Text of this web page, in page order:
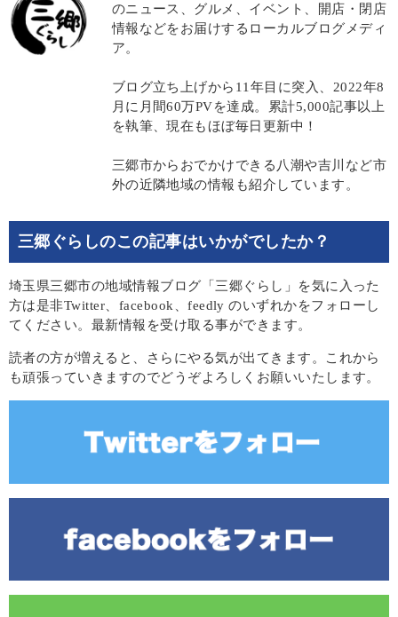
のニュース、グルメ、イベント、開店・閉店
情報などをお届けするローカルブログメディ
ア。
ブログ立ち上げから11年目に突入、2022年8
月に月間60万PVを達成。累計5,000記事以上
を執筆、現在もほぼ毎日更新中！
三郷市からおでかけできる八潮や吉川など市
外の近隣地域の情報も紹介しています。
三郷ぐらしのこの記事はいかがでしたか？
埼玉県三郷市の地域情報ブログ「三郷ぐらし」を気に入った
方は是非Twitter、facebook、feedly のいずれかをフォローし
てください。最新情報を受け取る事ができます。
読者の方が増えると、さらにやる気が出てきます。これから
も頑張っていきますのでどうぞよろしくお願いいたします。